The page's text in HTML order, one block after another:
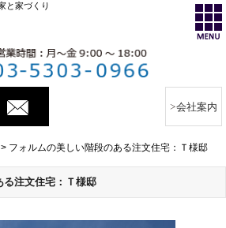
と家づくり
会社案内
> フォルムの美しい階段のある注文住宅：Ｔ様邸
る注文住宅：Ｔ様邸